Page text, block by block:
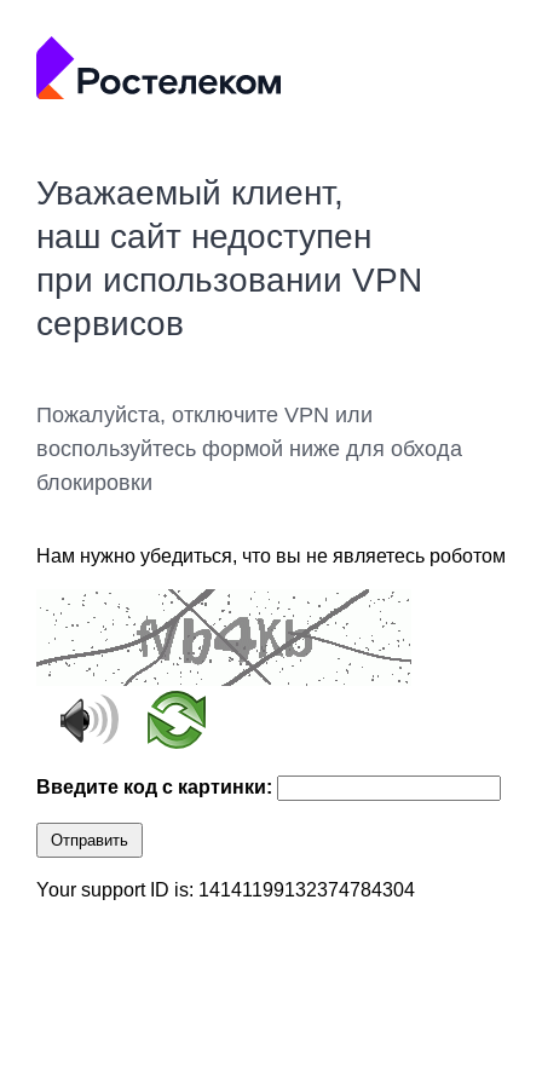
Уважаемый клиент,
наш сайт недоступен
при использовании VPN
сервисов
Пожалуйста, отключите VPN или
воспользуйтесь формой ниже для обхода
блокировки
Нам нужно убедиться, что вы не являетесь роботом
Введите код с картинки:
Отправить
Your support ID is: 14141199132374784304